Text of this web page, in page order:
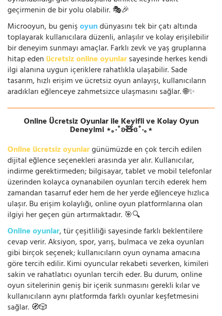
geçirmenin de bir yolu olabilir. 🎭🎉
Microoyun, bu genişoyundünyasını tek bir çatı altında
toplayarak kullanıcılara düzenli, anlaşılır ve kolay erişilebilir
bir deneyim sunmayı amaçlar. Farklı zevk ve yaş gruplarına
hitap eden ücretsiz online oyunlarsayesinde herkes kendi
ilgi alanına uygun içeriklere rahatlıkla ulaşabilir. Sade
tasarım, hızlı erişim ve ücretsiz oyun anlayışı, kullanıcıların
aradıkları eğlenceye zahmetsizce ulaşmasını sağlar. 🌐✨
Online Ücretsiz Oyunlar ile Keyifli ve Kolay Oyun
Deneyimi ⋆｡‧˚ʚ🧸ɞ˚‧｡⋆
Online ücretsiz oyunlargünümüzde en çok tercih edilen
dijital eğlence seçenekleri arasında yer alır. Kullanıcılar,
indirme gerektirmeden; bilgisayar, tablet ve mobil telefonlar
üzerinden kolayca oynanabilen oyunları tercih ederek hem
zamandan tasarruf eder hem de her yerde eğlenceye hızlıca
ulaşır. Bu erişim kolaylığı, online oyun platformlarına olan
ilgiyi her geçen gün artırmaktadır. 🎯🔍
Online oyunlar, tür çeşitliliği sayesinde farklı beklentilere
cevap verir. Aksiyon, spor, yarış, bulmaca ve zeka oyunları
gibi birçok seçenek; kullanıcıların oyun oynama amacına
göre tercih edilir. Kimi oyuncular rekabeti severken, kimileri
sakin ve rahatlatıcı oyunları tercih eder. Bu durum, online
oyun sitelerinin geniş bir içerik sunmasını gerekli kılar ve
kullanıcıların aynı platformda farklı oyunlar keşfetmesini
sağlar. 🧭🎲